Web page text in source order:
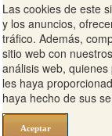
Publicidad en
Las cookies de este
y los anuncios,
tráfico. Además,
sitio web con
análisis web,
les haya
haya hecho de sus